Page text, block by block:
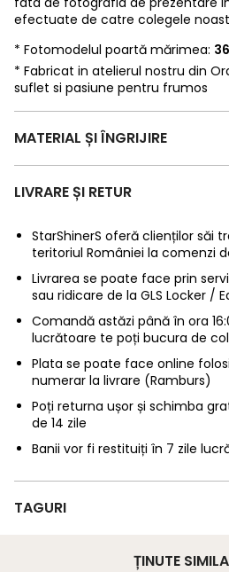
efectuate de catre colegele
* Fotomodelul poartă mărimea:
* Fabricat in atelierul nostru din
suflet si pasiune pentru frumos
MATERIAL ȘI ÎNGRIJIRE
LIVRARE ȘI RETUR
StarShinerS oferă clienților săi
teritoriul României la comenzi
Livrarea se poate face prin
sau ridicare de la GLS Locker /
Comandă astăzi până în ora
lucrătoare te poți bucura de
Plata se poate face online
numerar la livrare (Ramburs)
Poți returna ușor și schimba
de 14 zile
Banii vor fi restituiți în 7 zile
TAGURI
ȚINUTE